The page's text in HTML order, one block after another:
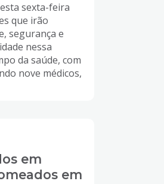
sexta-feira
que irão
segurança e
nessa
da saúde, com
nove médicos,
em
em